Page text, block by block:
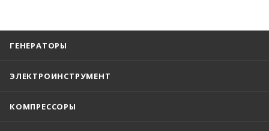
ГЕНЕРАТОРЫ
ЭЛЕКТРОИНСТРУМЕНТ
КОМПРЕССОРЫ